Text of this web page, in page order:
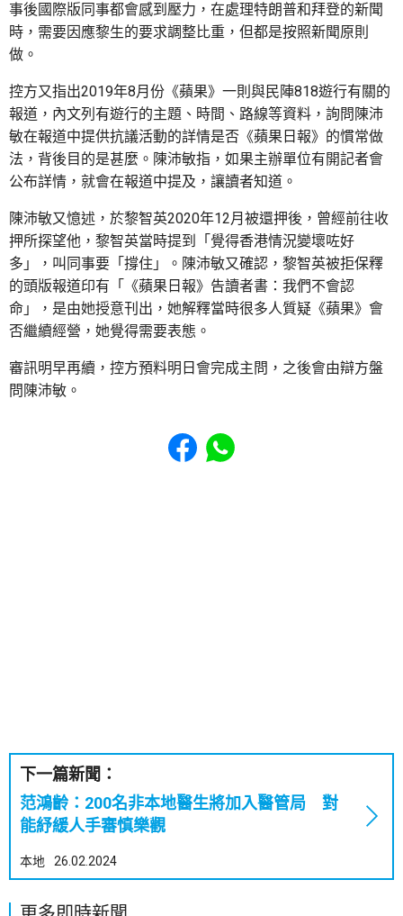
事後國際版同事都會感到壓力，在處理特朗普和拜登的新聞
時，需要因應黎生的要求調整比重，但都是按照新聞原則
做。
控方又指出2019年8月份《蘋果》一則與民陣818遊行有關的
報道，內文列有遊行的主題、時間、路線等資料，詢問陳沛
敏在報道中提供抗議活動的詳情是否《蘋果日報》的慣常做
法，背後目的是甚麼。陳沛敏指，如果主辦單位有開記者會
公布詳情，就會在報道中提及，讓讀者知道。
陳沛敏又憶述，於黎智英2020年12月被還押後，曾經前往收
押所探望他，黎智英當時提到「覺得香港情況變壞咗好
多」，叫同事要「撐住」。陳沛敏又確認，黎智英被拒保釋
的頭版報道印有「《蘋果日報》告讀者書：我們不會認
命」，是由她授意刊出，她解釋當時很多人質疑《蘋果》會
否繼續經營，她覺得需要表態。
審訊明早再續，控方預料明日會完成主問，之後會由辯方盤
問陳沛敏。
Share to Facebook
Share to WhatsApp
下一篇新聞：
范鴻齡：200名非本地醫生將加入醫管局 對
能紓緩人手審慎樂觀
本地 26.02.2024